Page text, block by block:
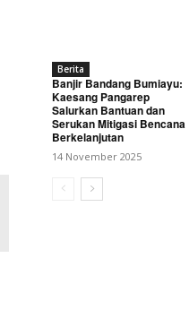
Berita
Banjir Bandang Bumiayu:
Kaesang Pangarep
Salurkan Bantuan dan
Serukan Mitigasi Bencana
Berkelanjutan
14 November 2025